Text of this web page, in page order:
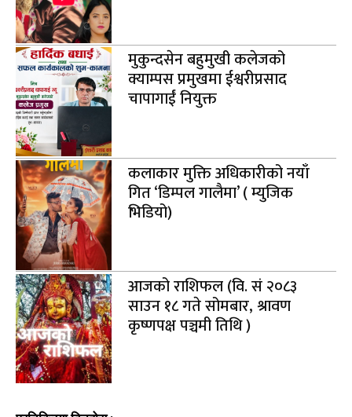
मुकुन्दसेन बहुमुखी कलेजको
क्याम्पस प्रमुखमा ईश्वरीप्रसाद
चापागाईं नियुक्त
कलाकार मुक्ति अधिकारीको नयाँ
गित ‘डिम्पल गालैमा’ ( म्युजिक
भिडियो)
आजको राशिफल (वि. सं २०८३
साउन १८ गते सोमबार, श्रावण
कृष्णपक्ष पञ्चमी तिथि )